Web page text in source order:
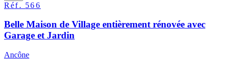
Réf. 566
Belle Maison de Village entièrement rénovée avec
Garage et Jardin
Ancône